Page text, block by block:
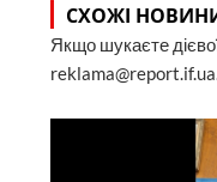
СХОЖІ
Якщо шукаєте